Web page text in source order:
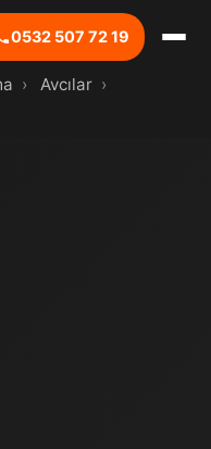
0532 507 72 19
› Avcılar ›